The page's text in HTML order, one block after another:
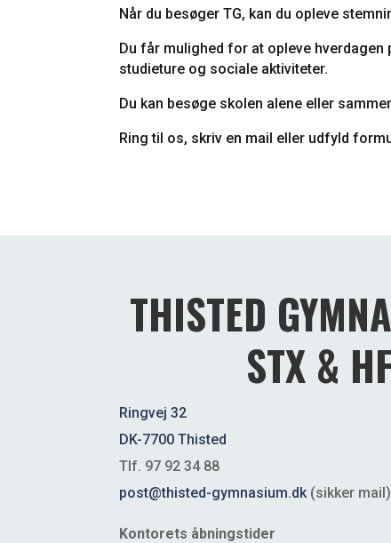
Når du besøger TG, kan du opleve
Du får mulighed for at opleve
studieture og sociale aktiviteter.
Du kan besøge skolen alene eller
Ring til os, skriv en mail eller udfyld
THISTED
STX & HF
Ringvej 32
DK-7700 Thisted
Tlf. 97 92 34 88
post@thisted-gymnasium.dk (sikker mail)
Kontorets åbningstider